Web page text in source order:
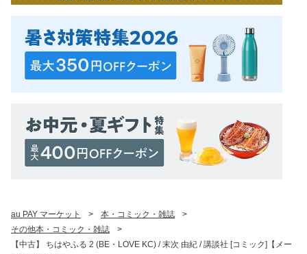
au PAY マーケット > 本・コミック・雑誌
>
その他本・コミック・雑誌
>
【中古】 ちはやふる 2 (BE・LOVE KC) / 末次 由紀 / 講談社 [コミック]【メー